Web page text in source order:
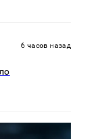
6 часов назад